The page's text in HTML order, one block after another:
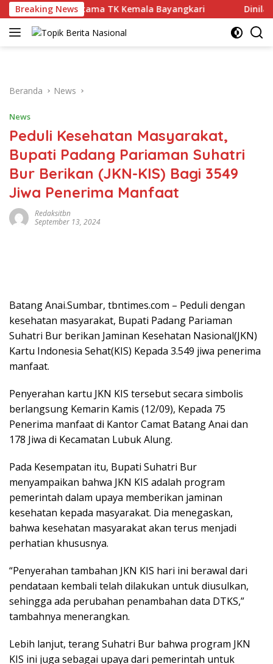
Langsung
ke
konten
Breaking News
Batu pertama TK Kemala Bayangkari Dinilai
Beranda News
News
Peduli Kesehatan Masyarakat,
Bupati Padang Pariaman Suhatri
Bur Berikan (JKN-KIS) Bagi 3549
Jiwa Penerima Manfaat
Redaksitbn
September 13, 2024
Batang Anai.Sumbar, tbntimes.com – Peduli dengan
kesehatan masyarakat, Bupati Padang Pariaman
Suhatri Bur berikan Jaminan Kesehatan Nasional(JKN)
Kartu Indonesia Sehat(KIS) Kepada 3.549 jiwa penerima
manfaat.
Penyerahan kartu JKN KIS tersebut secara simbolis
berlangsung Kemarin Kamis (12/09), Kepada 75
Penerima manfaat di Kantor Camat Batang Anai dan
178 Jiwa di Kecamatan Lubuk Alung.
Pada Kesempatan itu, Bupati Suhatri Bur
menyampaikan bahwa JKN KIS adalah program
pemerintah dalam upaya memberikan jaminan
kesehatan kepada masyarakat. Dia menegaskan,
bahwa kesehatan masyarakat akan terus menjadi
perhatian khususnya.
“Penyerahan tambahan JKN KIS hari ini berawal dari
pendataan kembali telah dilakukan untuk diusulkan,
sehingga ada perubahan penambahan data DTKS,”
tambahnya menerangkan.
Lebih lanjut, terang Suhatri Bur bahwa program JKN
KIS ini juga sebagai upaya dari pemerintah untuk